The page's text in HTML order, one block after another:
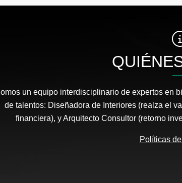
$1.249.000.000
un equipo interdisciplinario de expertos en
de talentos: Diseñadora de Interiores (realza el
financiera), y Arquitecto Consultor (retorno
Políticas